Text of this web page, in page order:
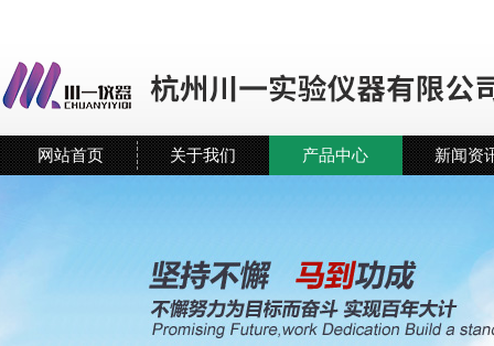
网站首页 关于我们 产品中心 新闻资